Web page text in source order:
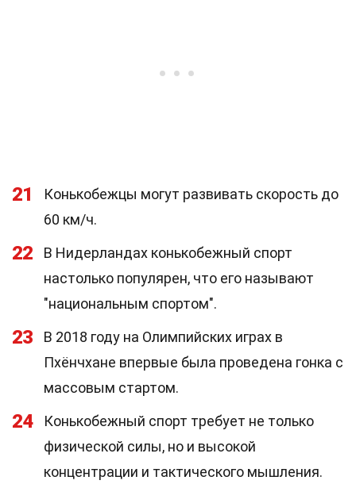
21
Конькобежцы могут развивать скорость до
60 км/ч.
22
В Нидерландах конькобежный спорт
настолько популярен, что его называют
"национальным спортом".
23
В 2018 году на Олимпийских играх в
Пхёнчхане впервые была проведена гонка с
массовым стартом.
24
Конькобежный спорт требует не только
физической силы, но и высокой
концентрации и тактического мышления.